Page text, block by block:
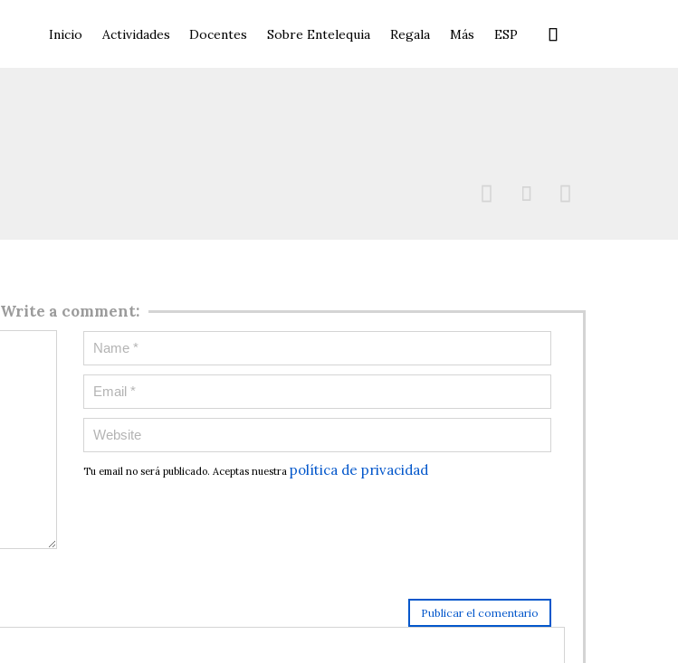
Inicio Actividades Docentes Sobre Entelequia Regala Más ESP 
  
Write a comment:
Tu email no será publicado. Aceptas nuestra política de privacidad